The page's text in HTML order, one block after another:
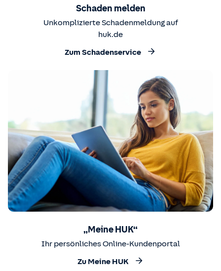
Schaden melden
Unkomplizierte Schadenmeldung auf
huk.de
Zum Schadenservice
„Meine HUK“
Ihr persönliches Online-Kundenportal
Zu Meine HUK